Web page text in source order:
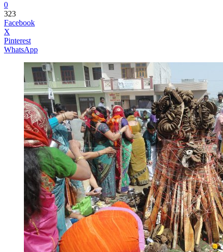
0
323
Facebook
X
Pinterest
WhatsApp